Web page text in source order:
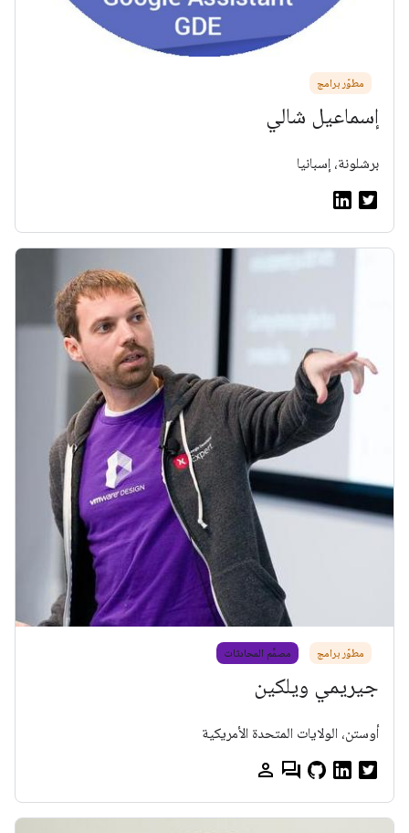
مطوّر برامج
إسماعيل شالي
برشلونة، إسبانيا
مطوّر برامج مصمِّم المحادثات
جيريمي ويلكين
أوستن، الولايات المتحدة الأمريكية